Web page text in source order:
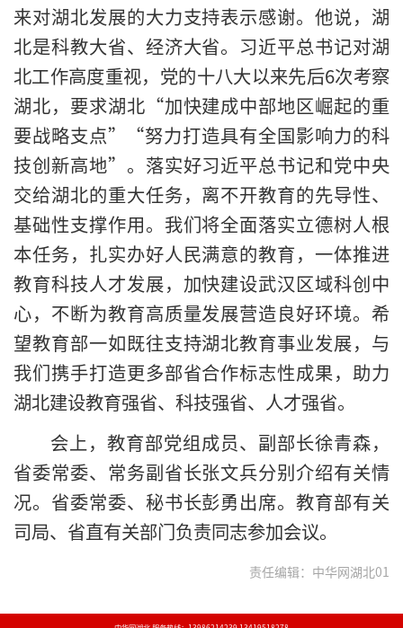
来对湖北发展的大力支持表示感谢。他说，湖
北是科教大省、经济大省。习近平总书记对湖
北工作高度重视，党的十八大以来先后6次考察
湖北，要求湖北“加快建成中部地区崛起的重
要战略支点”“努力打造具有全国影响力的科
技创新高地”。落实好习近平总书记和党中央
交给湖北的重大任务，离不开教育的先导性、
基础性支撑作用。我们将全面落实立德树人根
本任务，扎实办好人民满意的教育，一体推进
教育科技人才发展，加快建设武汉区域科创中
心，不断为教育高质量发展营造良好环境。希
望教育部一如既往支持湖北教育事业发展，与
我们携手打造更多部省合作标志性成果，助力
湖北建设教育强省、科技强省、人才强省。
会上，教育部党组成员、副部长徐青森，
省委常委、常务副省长张文兵分别介绍有关情
况。省委常委、秘书长彭勇出席。教育部有关
司局、省直有关部门负责同志参加会议。
责任编辑：中华网湖北01